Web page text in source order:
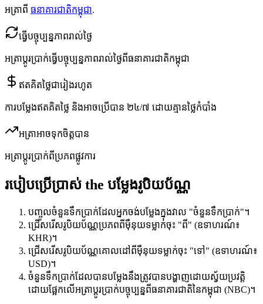
អត្រាពី ធនាគារជាតិកម្ពុជា.
ធ្វើបច្ចុប្បន្នភាពរាល់ថ្ងៃ
អត្រាប្តូរប្រាក់ធ្វើបច្ចុប្បន្នភាពរាល់ថ្ងៃពីធនាគារជាតិកម្ពុជា
ឥតគិតថ្លៃជារៀងរហូត
ការបម្លែងឥតគិតថ្លៃ និងអាចប្រើបាន ២៤/៧ ដោយគ្មានថ្លៃកំបាំង
អត្រាអាចទុកចិត្តបាន
អត្រាប្តូរប្រាក់ពីប្រភពផ្លូវការ
របៀបប្រើប្រាស់ the បម្លែងរូបិយប័ណ្ណ
បញ្ចូលចំនួនទឹកប្រាក់ដែលអ្នកចង់បម្លែងក្នុងវាល "ចំនួនទឹកប្រាក់"។
ជ្រើសរើសរូបិយប័ណ្ណប្រភពពីម៉ឺនុយទម្លាក់ចុះ "ពី" (ឧទាហរណ៍៖
KHR)។
ជ្រើសរើសរូបិយប័ណ្ណគោលដៅពីម៉ឺនុយទម្លាក់ចុះ "ទៅ" (ឧទាហរណ៍៖
USD)។
ចំនួនទឹកប្រាក់ដែលបានបម្លែងនឹងត្រូវបានបង្ហាញដោយស្វ័យប្រវត្តិ
ដោយផ្អែកលើអត្រាប្តូរប្រាក់បច្ចុប្បន្នពីធនាគារជាតិនៃកម្ពុជា (NBC)។